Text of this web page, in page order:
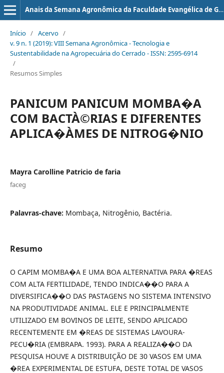
Anais da Semana Agronômica da Faculdade Evangélica de Goianésia
Início / Acervo /
v. 9 n. 1 (2019): VIII Semana Agronômica - Tecnologia e
Sustentabilidade na Agropecuária do Cerrado - ISSN: 2595-6914
/
Resumos Simples
PANICUM PANICUM MOMBA�A
COM BACTÀ©RIAS E DIFERENTES
APLICA�ÀΜES DE NITROG�NIO
Mayra Carolline Patricio de faria
faceg
Palavras-chave: Mombaça, Nitrogênio, Bactéria.
Resumo
O CAPIM MOMBA�A E UMA BOA ALTERNATIVA PARA �REAS
COM ALTA FERTILIDADE, TENDO INDICA��O PARA A
DIVERSIFICA��O DAS PASTAGENS NO SISTEMA INTENSIVO
NA PRODUTIVIDADE ANIMAL. ELE E PRINCIPALMENTE
UTILIZADO EM BOVINOS DE LEITE, SENDO APLICADO
RECENTEMENTE EM �REAS DE SISTEMAS LAVOURA-
PECU�RIA (EMBRAPA. 1993). PARA A REALIZA��O DA
PESQUISA HOUVE A DISTRIBUIÇÃO DE 30 VASOS EM UMA
�REA EXPERIMENTAL DE ESTUFA, DESTE TOTAL DE VASOS